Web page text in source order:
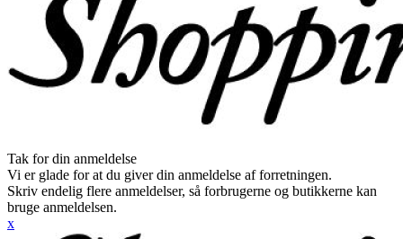
Tak for din anmeldelse
Vi er glade for at du giver din anmeldelse af forretningen.
Skriv endelig flere anmeldelser, så forbrugerne og butikkerne kan
bruge anmeldelsen.
x